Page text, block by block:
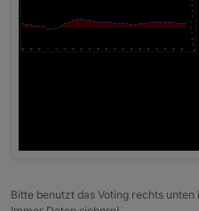
https://
adpater-material-
Bitte benutzt das Voting rechts